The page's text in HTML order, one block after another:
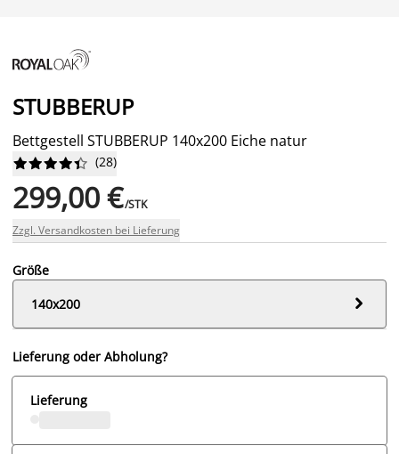
STUBBERUP
Bettgestell STUBBERUP 140x200 Eiche natur





 (28)
299,00 €/STK
Zzgl. Versandkosten bei Lieferung
Größe
140x200

Lieferung oder Abholung?
Lieferung